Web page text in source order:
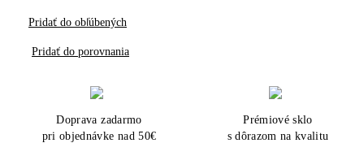
Pridať do obľúbených
Pridať do porovnania
Doprava zadarmo
pri objednávke nad 50€
Prémiové sklo
s dôrazom na kvalitu